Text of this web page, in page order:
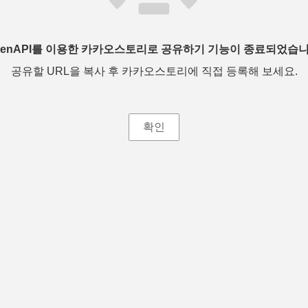
를 이용한 카카오스토리로 공유하기 기능이 종료되었습
공유할 URL을 복사 후 카카오스토리에 직접 등록해 보세요.
확인